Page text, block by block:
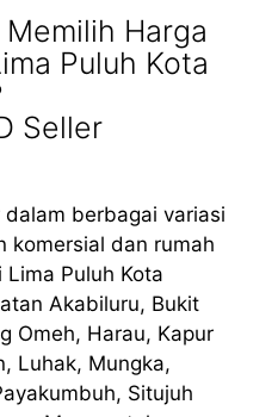
Harga
Puluh Kota
Seller
dalam berbagai variasi
komersial dan rumah
Puluh Kota
Akabiluru, Bukit
Omeh, Harau, Kapur
Luhak, Mungka,
Situjuh